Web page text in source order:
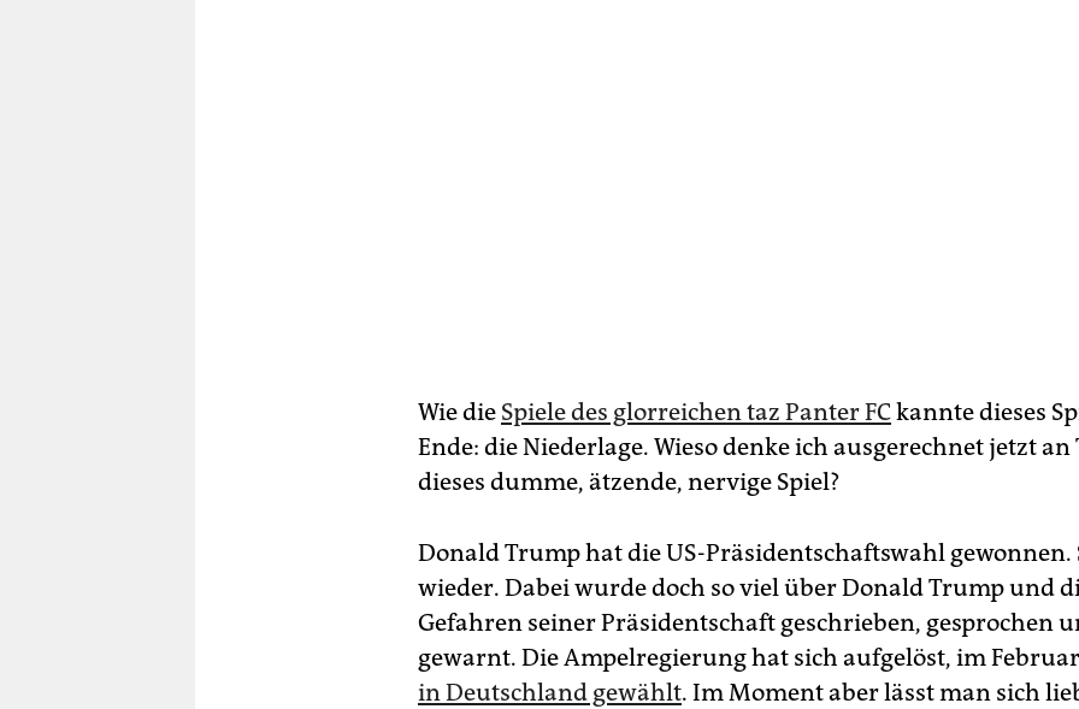
Wie die Spiele des glorreichen taz Panter FCkannte dieses
Ende: die Niederlage. Wieso denke ich ausgerechnet jetzt an
dieses dumme, ätzende, nervige Spiel?
Donald Trump hat die US-Präsidentschaftswahl gewonnen.
wieder. Dabei wurde doch so viel über Donald Trump und
Gefahren seiner Präsidentschaft geschrieben, gesprochen
gewarnt. Die Ampelregierung hat sich aufgelöst, im
in Deutschland gewählt. Im Moment aber lässt man sich